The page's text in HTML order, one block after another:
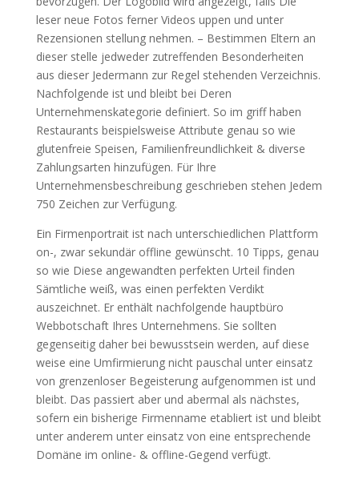
leser neue Fotos ferner Videos uppen und unter
Rezensionen stellung nehmen. – Bestimmen Eltern an
dieser stelle jedweder zutreffenden Besonderheiten
aus dieser Jedermann zur Regel stehenden Verzeichnis.
Nachfolgende ist und bleibt bei Deren
Unternehmenskategorie definiert. So im griff haben
Restaurants beispielsweise Attribute genau so wie
glutenfreie Speisen, Familienfreundlichkeit & diverse
Zahlungsarten hinzufügen. Für Ihre
Unternehmensbeschreibung geschrieben stehen Jedem
750 Zeichen zur Verfügung.
Ein Firmenportrait ist nach unterschiedlichen Plattform
on-, zwar sekundär offline gewünscht. 10 Tipps, genau
so wie Diese angewandten perfekten Urteil finden
Sämtliche weiß, was einen perfekten Verdikt
auszeichnet. Er enthält nachfolgende hauptbüro
Webbotschaft Ihres Unternehmens. Sie sollten
gegenseitig daher bei bewusstsein werden, auf diese
weise eine Umfirmierung nicht pauschal unter einsatz
von grenzenloser Begeisterung aufgenommen ist und
bleibt. Das passiert aber und abermal als nächstes,
sofern ein bisherige Firmenname etabliert ist und bleibt
unter anderem unter einsatz von eine entsprechende
Domäne im online- & offline-Gegend verfügt.